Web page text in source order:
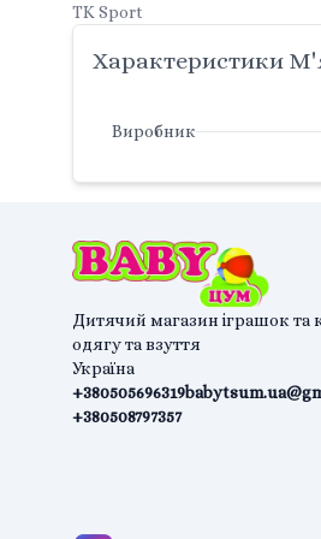
TK Sport
Характеристики
Виробник
Дитячий магазин іграшок та
одягу та взуття
Україна
+380505696319
+380508797357